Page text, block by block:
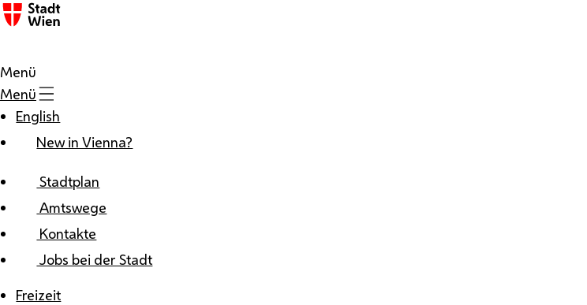
Zum Inhalt
Menü
Menü
English
New in Vienna?
Stadtplan
Amtswege
Kontakte
Jobs bei der Stadt
Freizeit